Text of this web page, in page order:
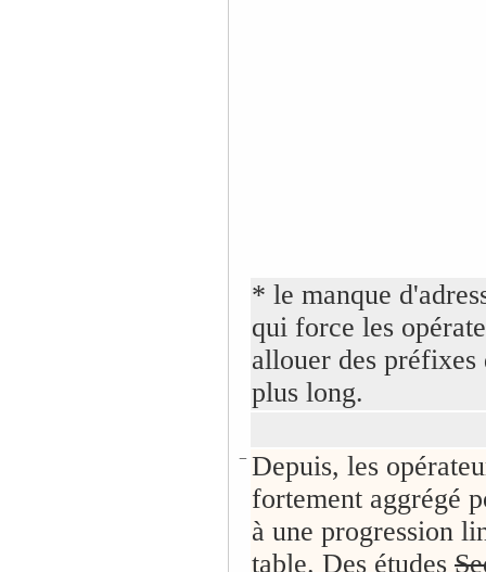
* le manque
qui force les
allouer des préfixes
plus long.
− Depuis, les
fortement aggrégé
à une progression
table. Des études